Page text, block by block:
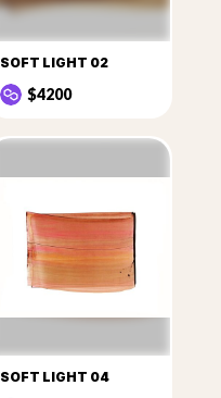
SOFT LIGHT 02
$4200
SOFT LIGHT 04